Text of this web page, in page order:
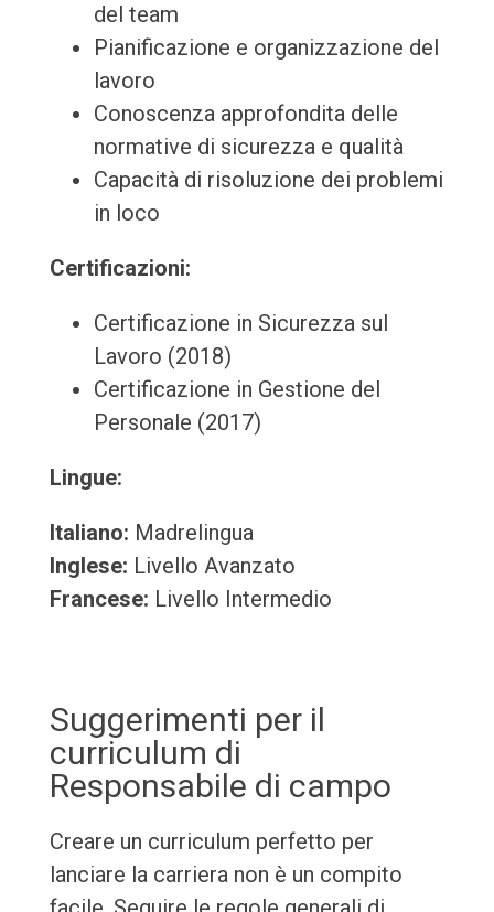
del team
Pianificazione e organizzazione del
lavoro
Conoscenza approfondita delle
normative di sicurezza e qualità
Capacità di risoluzione dei problemi
in loco
Certificazioni:
Certificazione in Sicurezza sul
Lavoro (2018)
Certificazione in Gestione del
Personale (2017)
Lingue:
Italiano: Madrelingua
Inglese: Livello Avanzato
Francese: Livello Intermedio
Suggerimenti per il
curriculum di
Responsabile di campo
Creare un curriculum perfetto per
lanciare la carriera non è un compito